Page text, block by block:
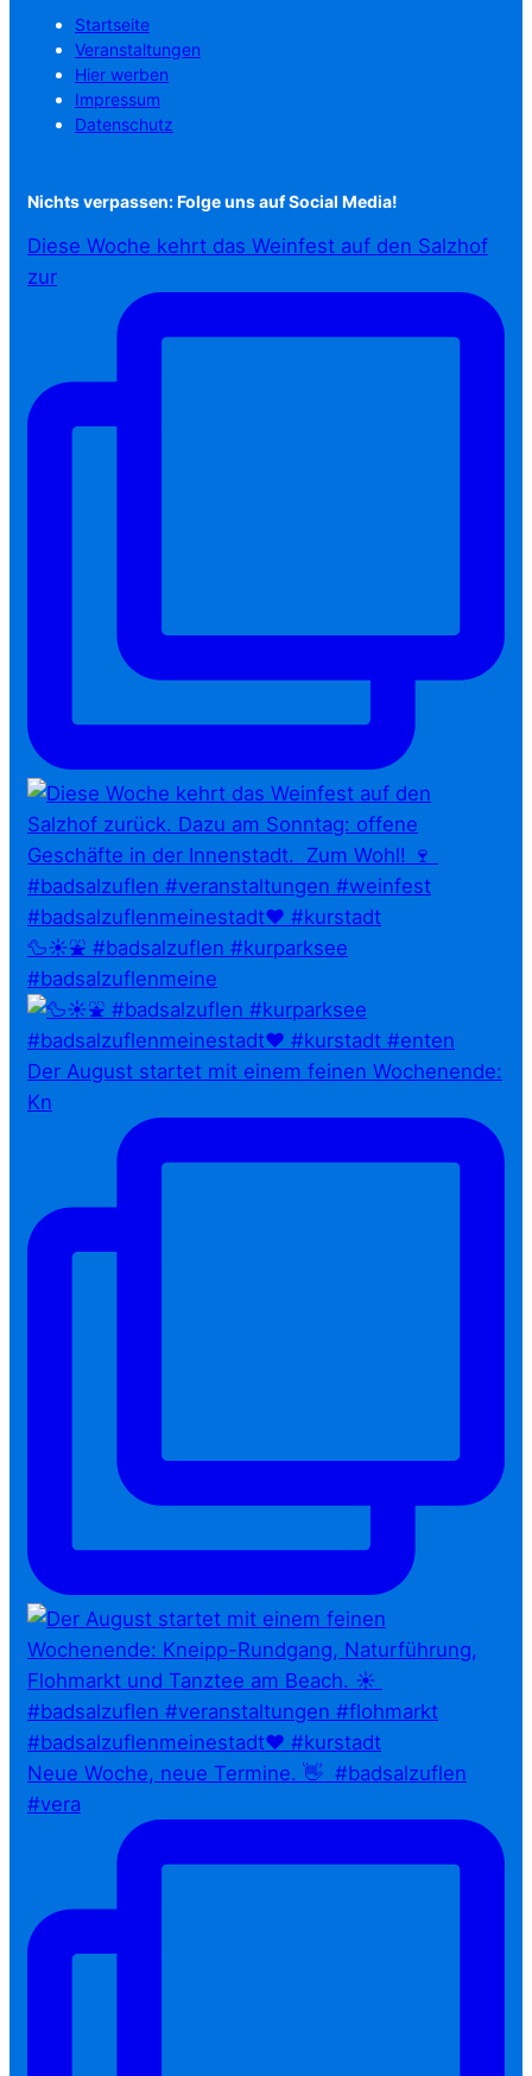
Startseite
Veranstaltungen
Hier werben
Impressum
Datenschutz
Nichts verpassen: Folge uns auf Social Media!
Diese Woche kehrt das Weinfest auf den Salzhof
zur
🦆☀️⛲ #badsalzuflen #kurparksee
#badsalzuflenmeine
Der August startet mit einem feinen Wochenende:
Kn
Neue Woche, neue Termine. 👋⁠ ⁠ #badsalzuflen
#vera